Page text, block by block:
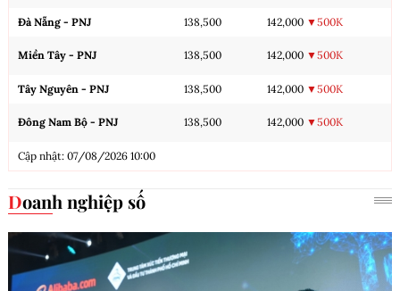
Đà Nẵng - PNJ 138,500 142,000 ▼500K
Miền Tây - PNJ 138,500 142,000 ▼500K
Tây Nguyên - PNJ 138,500 142,000 ▼500K
Đông Nam Bộ - PNJ 138,500 142,000 ▼500K
Cập nhật: 07/08/2026 10:00
Doanh nghiệp số